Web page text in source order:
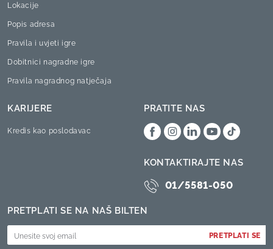
Lokacije
Popis adresa
Pravila i uvjeti igre
Dobitnici nagradne igre
Pravila nagradnog natječaja
KARIJERE
Kredis kao poslodavac
PRATITE NAS
KONTAKTIRAJTE NAS
01/5581-050
PRETPLATI SE NA NAŠ BILTEN
PRETPLATI SE